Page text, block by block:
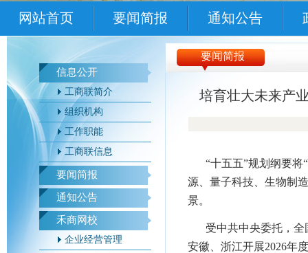
网站首页 要闻简报 通知公告
信息公开
工商联简介
组织机构
工作职能
工商联信息
要闻简报
通知公告
禾商网校
企业经营管理
要闻简报
培育壮大未来产
“十五五”规划纲要
源、量子科技、生物制
景。
受中共中央委托，
安徽、浙江开展2026年